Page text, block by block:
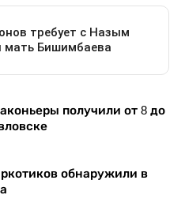
получили от 8 до
обнаружили в